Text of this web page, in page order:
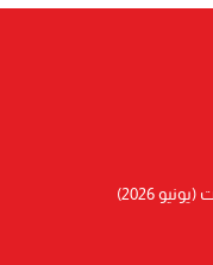
2026)